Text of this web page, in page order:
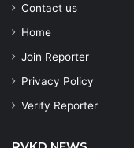
Contact us
Home
Join Reporter
Privacy Policy
Verify Reporter